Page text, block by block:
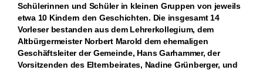
Schülerinnen und Schüler in kleinen Gruppen von jeweils
etwa 10 Kindern den Geschichten. Die insgesamt 14
Vorleser bestanden aus dem Lehrerkollegium, dem
Altbürgermeister Norbert Marold dem ehemaligen
Geschäftsleiter der Gemeinde, Hans Garhammer, der
Vorsitzenden des Elternbeirates, Nadine Grünberger, und